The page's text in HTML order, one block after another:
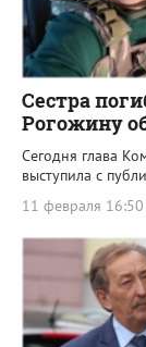
Сестра
Рогожину
Сегодня глава
выступила с
11 февраля 16:50